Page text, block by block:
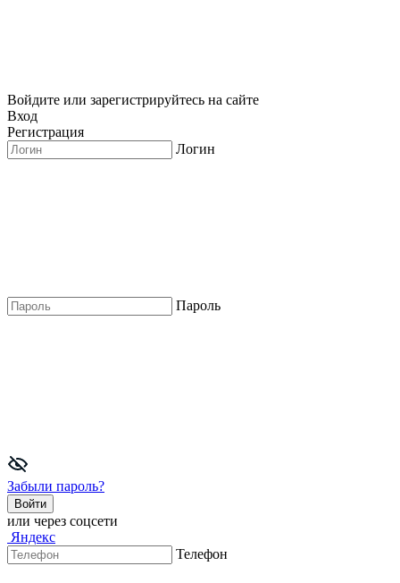
Войдите или зарегистрируйтесь на сайте
Вход
Регистрация
Логин
Пароль
Забыли пароль?
Войти
или через соцсети
Яндекс
Телефон